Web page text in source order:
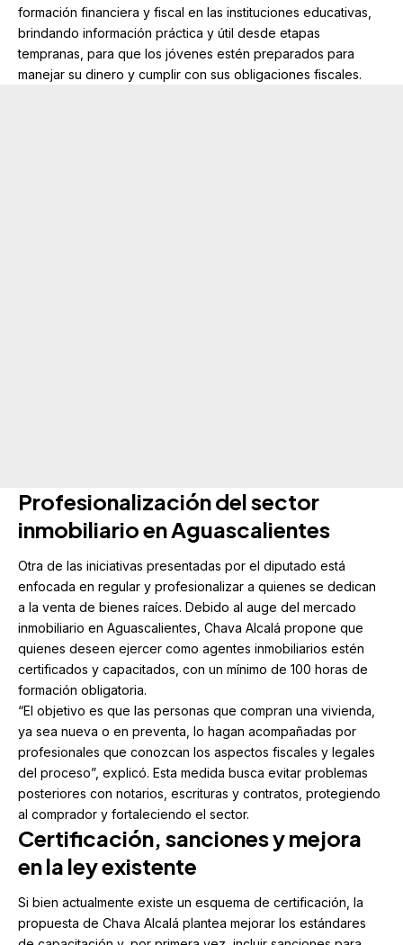
formación financiera y fiscal en las instituciones educativas,
brindando información práctica y útil desde etapas
tempranas, para que los jóvenes estén preparados para
manejar su dinero y cumplir con sus obligaciones fiscales.
Profesionalización del sector
inmobiliario en Aguascalientes
Otra de las iniciativas presentadas por el diputado está
enfocada en regular y profesionalizar a quienes se dedican
a la venta de bienes raíces. Debido al auge del mercado
inmobiliario en Aguascalientes, Chava Alcalá propone que
quienes deseen ejercer como agentes inmobiliarios estén
certificados y capacitados, con un mínimo de 100 horas de
formación obligatoria.
“El objetivo es que las personas que compran una vivienda,
ya sea nueva o en preventa, lo hagan acompañadas por
profesionales que conozcan los aspectos fiscales y legales
del proceso”, explicó. Esta medida busca evitar problemas
posteriores con notarios, escrituras y contratos, protegiendo
al comprador y fortaleciendo el sector.
Certificación, sanciones y mejora
en la ley existente
Si bien actualmente existe un esquema de certificación, la
propuesta de Chava Alcalá plantea mejorar los estándares